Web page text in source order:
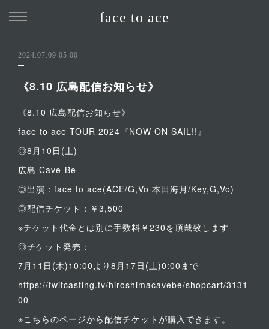
face to ace
2024.07.09 05:00
《8.10 広島配信お知らせ》
《8.10 広島配信お知らせ》
face to ace TOUR 2024『NOW ON SAIL!!』
◎8月10日(土)
広島 Cave-Be
◎出演：face to ace(ACE/G,Vo 本田海月/Key,G,Vo)
◎配信チケット：￥3,500
※チケット代金とは別に手数料￥230を頂戴致します
◎チケット発売：
7月11日(木)10:00より8月17日(土)0:00まで
https://twitcasting.tv/hiroshimacavebe/shopcart/3131
00
※こちらのページから配信チケットが購入できます。